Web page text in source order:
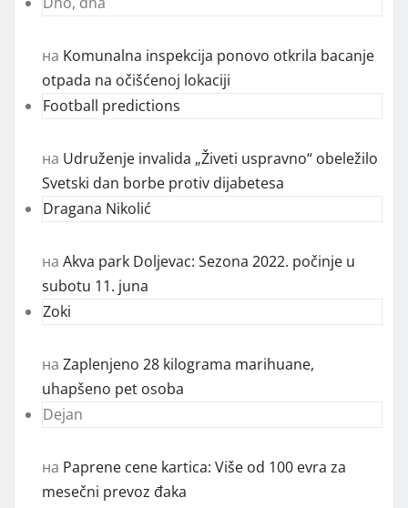
на Komunalna inspekcija ponovo otkrila bacanje
otpada na očišćenoj lokaciji
Football predictions
на Udruženje invalida „Živeti uspravno“ obeležilo
Svetski dan borbe protiv dijabetesa
Dragana Nikolić
на Akva park Doljevac: Sezona 2022. počinje u
subotu 11. juna
Zoki
на Zaplenjeno 28 kilograma marihuane,
uhapšeno pet osoba
Dejan
на Paprene cene kartica: Više od 100 evra za
mesečni prevoz đaka